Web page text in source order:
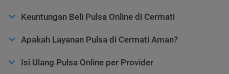
Keuntungan Beli Pulsa Online di Cermati
Apakah Layanan Pulsa di Cermati Aman?
Isi Ulang Pulsa Online per Provider